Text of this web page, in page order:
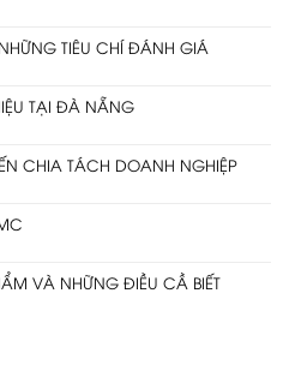
TIÊU CHÍ ĐÁNH GIÁ
TẠI ĐÀ NẴNG
CHIA TÁCH DOANH NGHIỆP
VÀ NHỮNG ĐIỀU CẦ BIẾT